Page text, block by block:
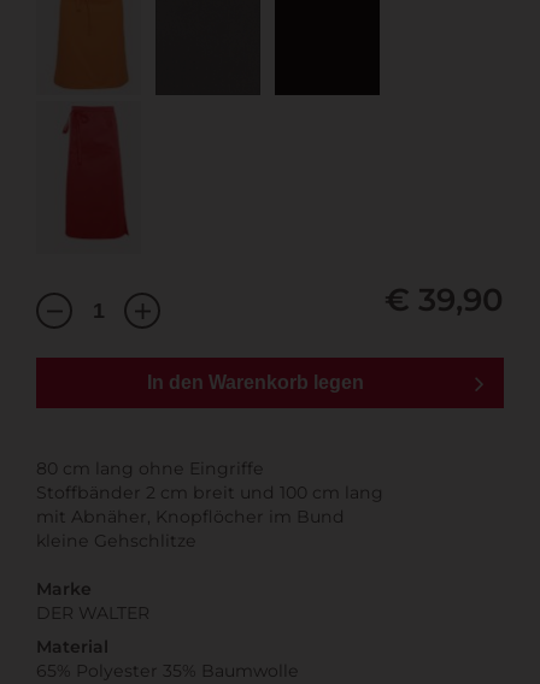
€ 39,90
In den Warenkorb legen
80 cm lang ohne Eingriffe
Stoffbänder 2 cm breit und 100 cm lang
mit Abnäher, Knopflöcher im Bund
kleine Gehschlitze
Marke
DER WALTER
Material
65% Polyester 35% Baumwolle